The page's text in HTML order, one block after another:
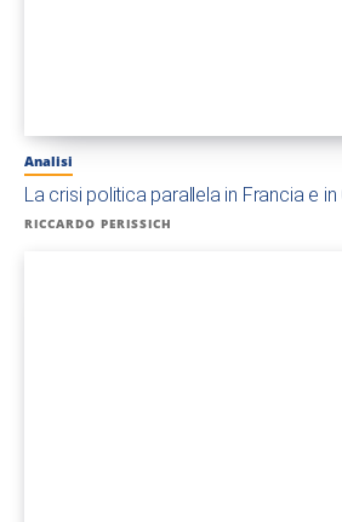
Analisi
La crisi politica parallela in Francia e
RICCARDO PERISSICH